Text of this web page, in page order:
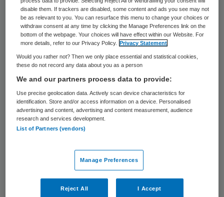
integriteitscommissie. Als een melding niet
juist wordt opgepakt of een melder liever
direct extern meldt, kan hij daarvoor
terecht bij een autoriteit die bevoegd is op
het terrein van de melding. Voor de
zorgsector zijn de Inspectie
Gezondheidszorg en Jeugd (IGJ) en de
Nederlandse Zorgautoriteit (NZa)
aangewezen. Dat is vastgelegd in de Wet
Klokkenluiders geen
spoorzoekers
disable them. If trackers are disabled, some content and ads you see may not
be as relevant to you. You can resurface this menu to change your choices or
withdraw consent at any time by clicking the Manage Preferences link on the
bottom of the webpage. Your choices will have effect within our Website. For
more details, refer to our Privacy Policy.
Privacy Statement
Would you rather not? Then we only place essential and statistical cookies,
these do not record any data about you as a person
We and our partners process data to provide:
Use precise geolocation data. Actively scan device characteristics for
identification. Store and/or access information on a device. Personalised
advertising and content, advertising and content measurement, audience
research and services development.
List of Partners (vendors)
Manage Preferences
Reject All I Accept